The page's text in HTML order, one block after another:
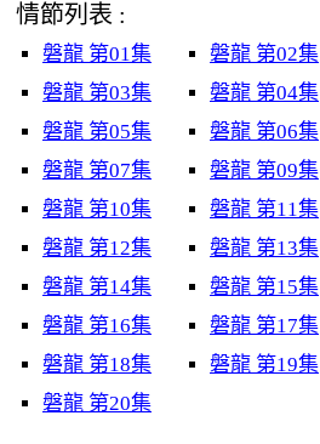
情節列表 :
磐龍 第01集
磐龍 第02集
磐龍 第03集
磐龍 第04集
磐龍 第05集
磐龍 第06集
磐龍 第07集
磐龍 第09集
磐龍 第10集
磐龍 第11集
磐龍 第12集
磐龍 第13集
磐龍 第14集
磐龍 第15集
磐龍 第16集
磐龍 第17集
磐龍 第18集
磐龍 第19集
磐龍 第20集